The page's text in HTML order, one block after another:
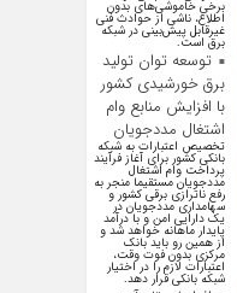
برخی خاموشی‌های بدون
اطلاع، ناشی از حوادث فنی
غیرقابل پیش‌بینی در شبکه
برق است.
توسعه توان تولید
برق خورشیدی کشور
با افزایش منابع وام
اشتغال مددجویان
تخصیص اعتبارات به شبکه
بانکی کشور برای آغاز فرآیند
پرداخت وام اشتغال
مددجویان مستقیما منجر به
رفع ناترازی برقی کشور و
سهامداری مددجویان در
یک دارایی امن و با درآمد
پایدار ماهانه خواهد شد و
از همین رو باید بانک
مرکزی بدون فوت وقت،
اعتبارات لازم را در اختیار
شبکه بانکی قرار دهد.